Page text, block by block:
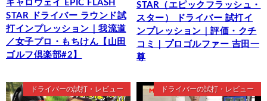
キャロウェイ EPIC FLASH
STAR ドライバー ラウンド試
打インプレッション｜我流道
／女子プロ・もちけん【山田
ゴルフ倶楽部#2】
STAR（エピックフラッシュ・
スター） ドライバー 試打イ
ンプレッション｜評価・クチ
コミ｜プロゴルファー 吉田一
尊
ドライバーの試打・レビュー ドライバーの試打・レビュー